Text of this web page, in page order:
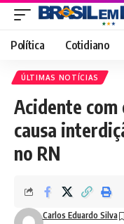
Política Cotidiano
ÚLTIMAS NOTÍCIAS
Acidente
causa
no RN
Carlos Eduardo Silva